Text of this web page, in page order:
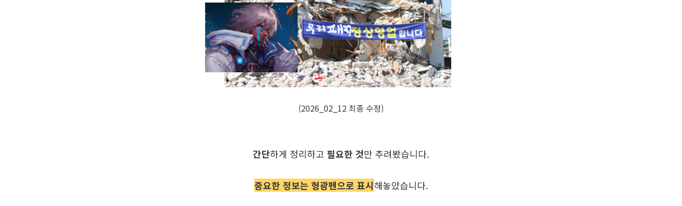
(2026_02_12 최종 수정)
간단하게 정리하고 필요한 것만 추려봤습니다.
중요한 정보는 형광펜으로 표시해놓았습니다.